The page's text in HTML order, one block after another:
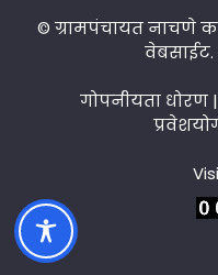
© ग्रामपंचायत नाचणे
वेबसाईट.
गोपनीयता धोरण|